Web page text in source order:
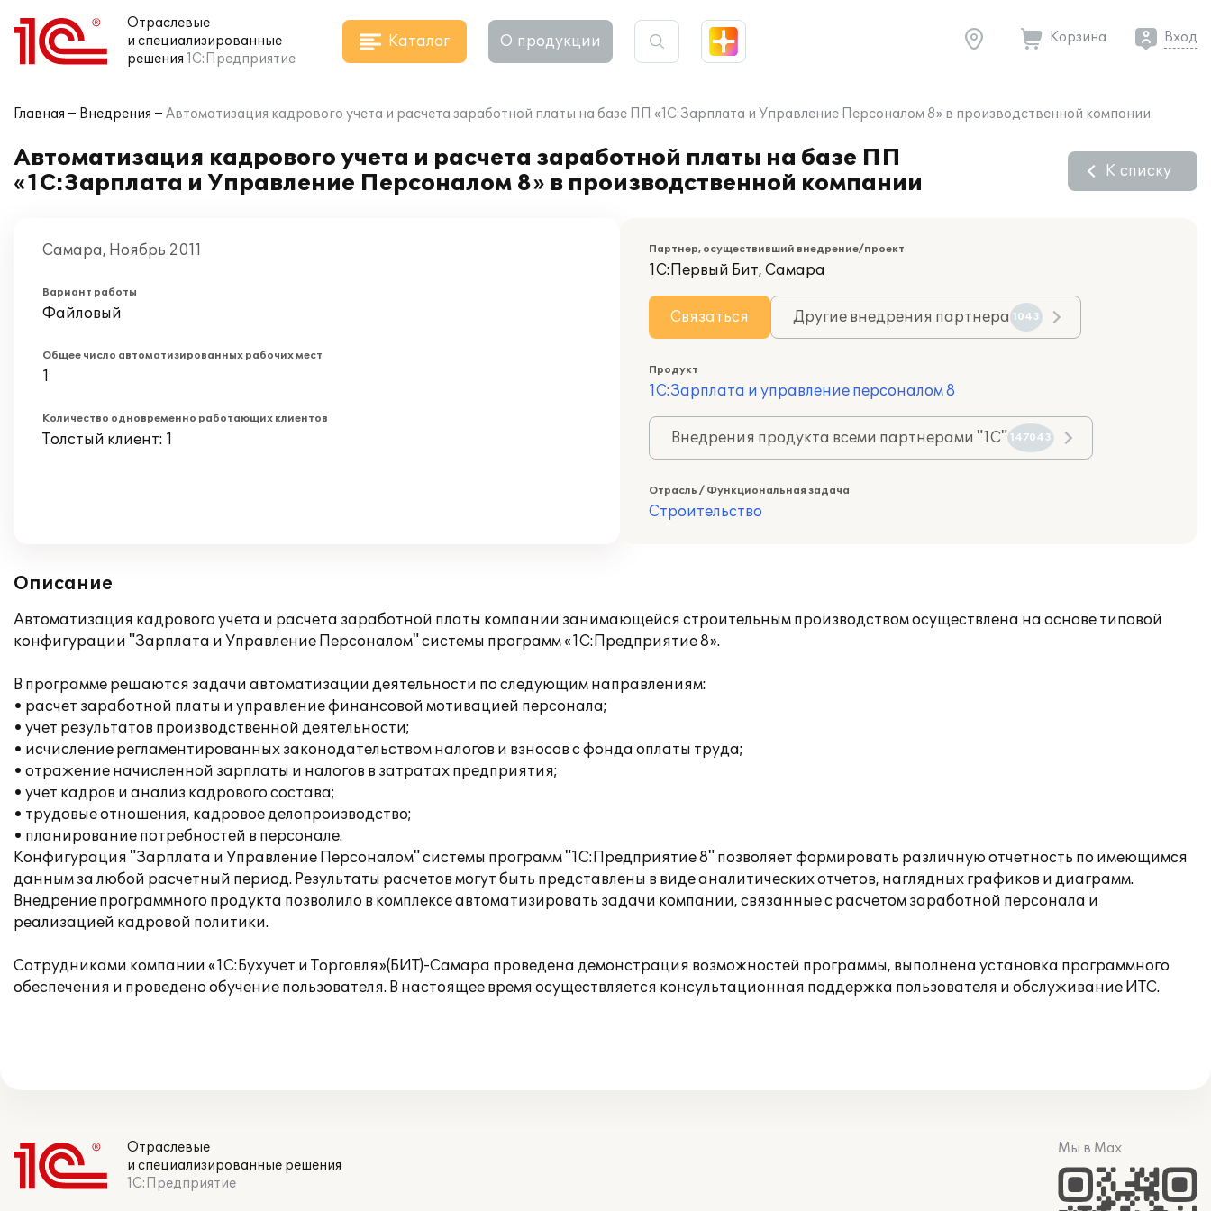
Отраслевые
и специализированные
решения 1С:Предприятие
Каталог О продукции Корзина Вход
Главная Внедрения Автоматизация кадрового учета и расчета заработной платы на базе ПП «1С:Зарплата и Управление Персоналом 8» в производственной компании
Автоматизация кадрового учета и расчета заработной платы на базе ПП
«1С:Зарплата и Управление Персоналом 8» в производственной компании
К списку
Самара, Ноябрь 2011
Вариант работы
Файловый
Общее число автоматизированных рабочих мест
1
Количество одновременно работающих клиентов
Толстый клиент: 1
Партнер, осуществивший внедрение/проект
1С:Первый Бит, Самара
Связаться Другие внедрения партнера 1043
Продукт
1С:Зарплата и управление персоналом 8
Внедрения продукта всеми партнерами "1С" 147043
Отрасль / Функциональная задача
Строительство
Описание
Автоматизация кадрового учета и расчета заработной платы компании занимающейся строительным производством осуществлена на основе типовой
конфигурации "Зарплата и Управление Персоналом" системы программ «1С:Предприятие 8».
В программе решаются задачи автоматизации деятельности по следующим направлениям:
• расчет заработной платы и управление финансовой мотивацией персонала;
• учет результатов производственной деятельности;
• исчисление регламентированных законодательством налогов и взносов с фонда оплаты труда;
• отражение начисленной зарплаты и налогов в затратах предприятия;
• учет кадров и анализ кадрового состава;
• трудовые отношения, кадровое делопроизводство;
• планирование потребностей в персонале.
Конфигурация "Зарплата и Управление Персоналом" системы программ "1С:Предприятие 8" позволяет формировать различную отчетность по имеющимся
данным за любой расчетный период. Результаты расчетов могут быть представлены в виде аналитических отчетов, наглядных графиков и диаграмм.
Внедрение программного продукта позволило в комплексе автоматизировать задачи компании, связанные с расчетом заработной персонала и
реализацией кадровой политики.
Сотрудниками компании «1С:Бухучет и Торговля»(БИТ)-Самара проведена демонстрация возможностей программы, выполнена установка программного
обеспечения и проведено обучение пользователя. В настоящее время осуществляется консультационная поддержка пользователя и обслуживание ИТС.
Отраслевые
и специализированные решения
1С:Предприятие
Мы в Max